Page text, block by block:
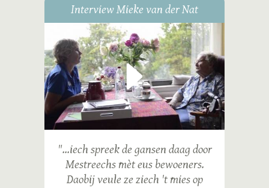
Interview Mieke van der Nat
"...iech spreek de gansen daag door
Mestreechs mèt eus bewoeners.
Daobij veule ze ziech 't mies op